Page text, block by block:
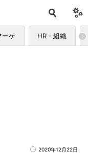
ーケ HR・組織
2020年12月22日